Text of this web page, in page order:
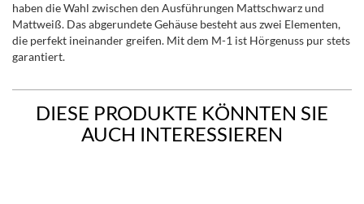
haben die Wahl zwischen den Ausführungen Mattschwarz und
Mattweiß. Das abgerundete Gehäuse besteht aus zwei Elementen,
die perfekt ineinander greifen. Mit dem M-1 ist Hörgenuss pur stets
garantiert.
DIESE PRODUKTE KÖNNTEN SIE
AUCH INTERESSIEREN